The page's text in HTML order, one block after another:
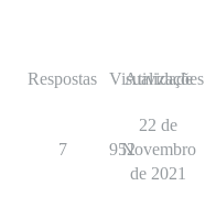
Respostas Visualizações
Atividade
7 952
22 de
Novembro
de 2021